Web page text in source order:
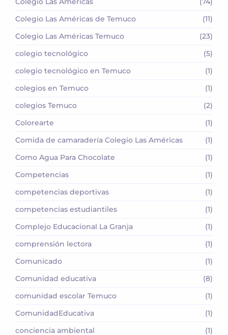
Colegio Las Américas de Temuco
(11)
Colegio Las Américas Temuco
(23)
colegio tecnológico
(5)
colegio tecnológico en Temuco
(1)
colegios en Temuco
(1)
colegios Temuco
(2)
Colorearte
(1)
Comida de camaradería Colegio Las Américas
(1)
Como Agua Para Chocolate
(1)
Competencias
(1)
competencias deportivas
(1)
competencias estudiantiles
(1)
Complejo Educacional La Granja
(1)
comprensión lectora
(1)
Comunicado
(1)
Comunidad educativa
(8)
comunidad escolar Temuco
(1)
ComunidadEducativa
(1)
conciencia ambiental
(1)